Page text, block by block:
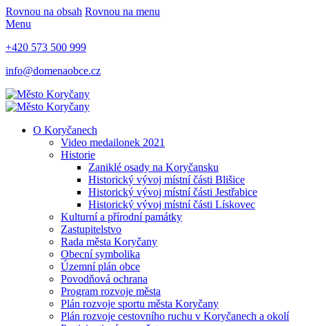
Rovnou na obsah Rovnou na menu
Menu
+420 573 500 999
info@domenaobce.cz
O Koryčanech
Video medailonek 2021
Historie
Zaniklé osady na Koryčansku
Historický vývoj místní části Blišice
Historický vývoj místní části Jestřabice
Historický vývoj místní části Lískovec
Kulturní a přírodní památky
Zastupitelstvo
Rada města Koryčany
Obecní symbolika
Územní plán obce
Povodňová ochrana
Program rozvoje města
Plán rozvoje sportu města Koryčany
Plán rozvoje cestovního ruchu v Koryčanech a okolí